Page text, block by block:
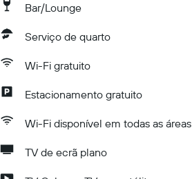
Bar/Lounge
Serviço de quarto
Wi-Fi gratuito
Estacionamento gratuito
Wi-Fi disponível em todas as áreas
TV de ecrã plano